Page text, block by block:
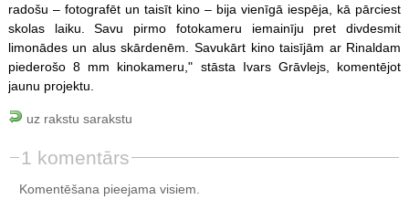
radošu – fotografēt un taisīt kino – bija vienīgā iespēja, kā pārciest
skolas laiku. Savu pirmo fotokameru iemainīju pret divdesmit
limonādes un alus skārdenēm. Savukārt kino taisījām ar Rinaldam
piederošo 8 mm kinokameru," stāsta Ivars Grāvlejs, komentējot
jaunu projektu.
uz rakstu sarakstu
1 komentārs
Komentēšana pieejama visiem.